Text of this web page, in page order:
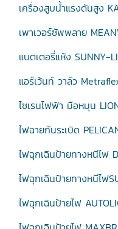
เครื่องสูบน้ำแรงดันสูง
เพาเวอร์ซัพพลาย
แบตเตอรี่แห้ง SUNNY-
แอร์เว้นท์ วาล์ว
ไซเรนไฟฟ้า มือหมุน
ไฟฉายกันระเบิด
ไฟฉุกเฉินป้ายทางหนีไฟ
ไฟฉุกเฉินป้ายทางหนีไฟ
ไฟฉุกเฉินป้ายไฟ